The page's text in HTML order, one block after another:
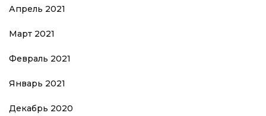
Апрель 2021
Март 2021
Февраль 2021
Январь 2021
Декабрь 2020